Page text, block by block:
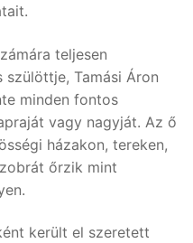
teljesen
Tamási Áron
minden fontos
vagy nagyját. Az ő
házakon, tereken,
őrzik mint
került el szeretett